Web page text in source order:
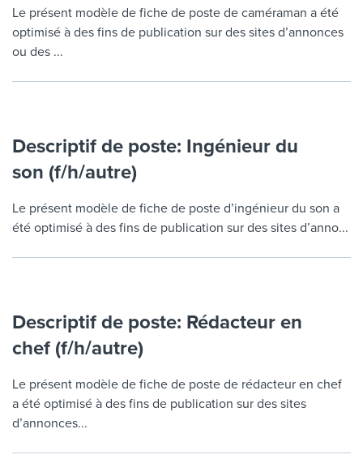
Working together with others
Developing & retaining people
Finding and attracting people
Digitizing work processes
Interview question templates
Onboarding checklists
Free ebooks & reports
Workable Academy
Applying for a job
Pay & benefits
Modern working life
Explore Workable
Le présent modèle de fiche de poste de caméraman a été
optimisé à des fins de publication sur des sites d’annonces
ou des ...
Descriptif de poste: Ingénieur du
son (f/h/autre)
Le présent modèle de fiche de poste d’ingénieur du son a
été optimisé à des fins de publication sur des sites d’anno...
Descriptif de poste: Rédacteur en
chef (f/h/autre)
Le présent modèle de fiche de poste de rédacteur en chef
a été optimisé à des fins de publication sur des sites
d’annonces...